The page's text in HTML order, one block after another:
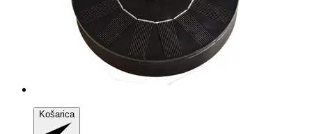
Košarica